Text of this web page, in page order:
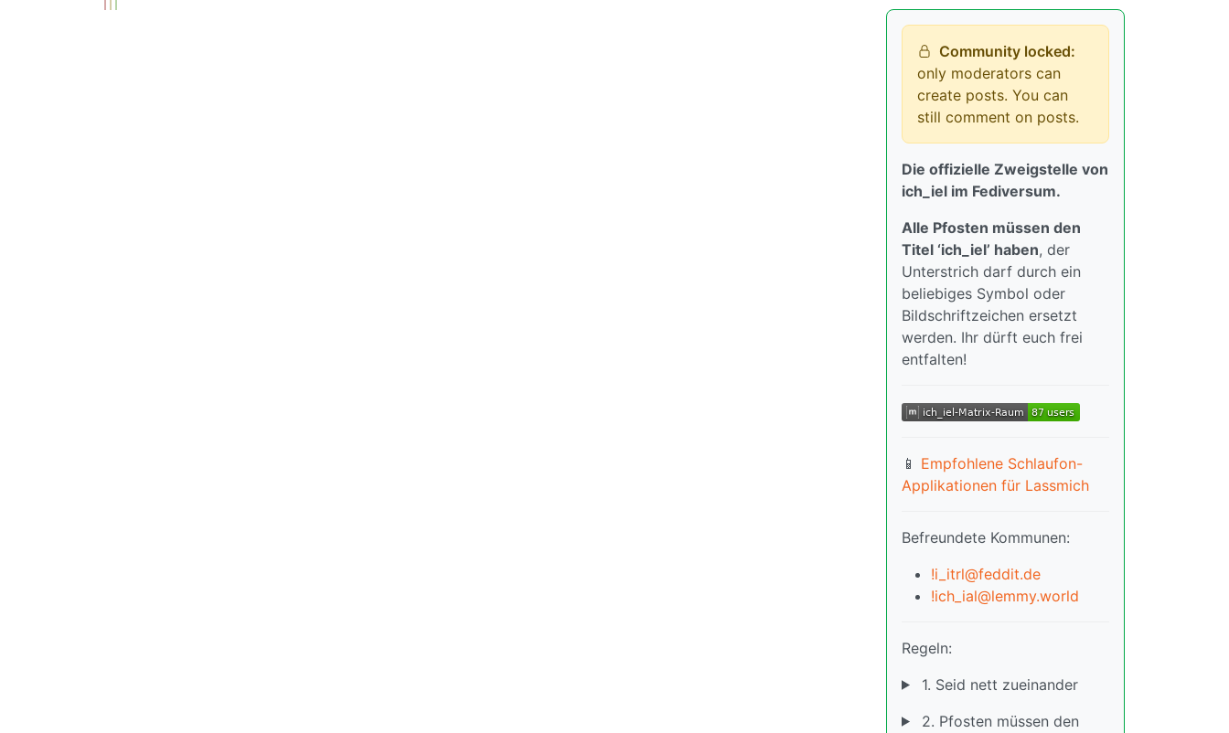
Community locked:
only moderators can
create posts. You can
still comment on posts.
Die offizielle Zweigstelle von
ich_iel im Fediversum.
Alle Pfosten müssen den
Titel ‘ich_iel’ haben, der
Unterstrich darf durch ein
beliebiges Symbol oder
Bildschriftzeichen ersetzt
werden. Ihr dürft euch frei
entfalten!
📱 Empfohlene Schlaufon-
Applikationen für Lassmich
Befreundete Kommunen:
!i_itrl@feddit.de
!ich_ial@lemmy.world
Regeln:
1. Seid nett zueinander
2. Pfosten müssen den